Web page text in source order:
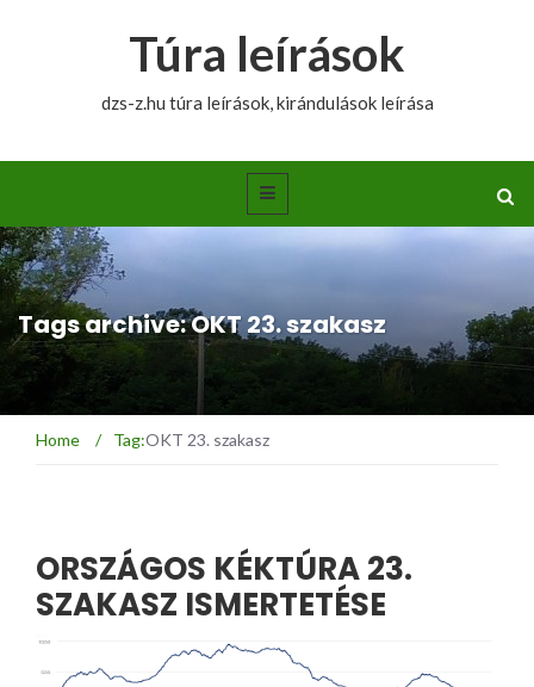
Túra leírások
dzs-z.hu túra leírások, kirándulások leírása
Tags archive: OKT 23. szakasz
Home / Tag:OKT 23. szakasz
ORSZÁGOS KÉKTÚRA 23.
SZAKASZ ISMERTETÉSE